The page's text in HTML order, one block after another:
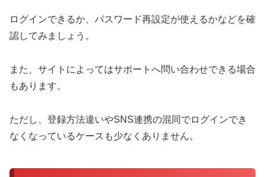
ログインできるか、パスワード再設定が使えるかなどを確
認してみましょう。
また、サイトによってはサポートへ問い合わせできる場合
もあります。
ただし、登録方法違いやSNS連携の混同でログインでき
なくなっているケースも少なくありません。